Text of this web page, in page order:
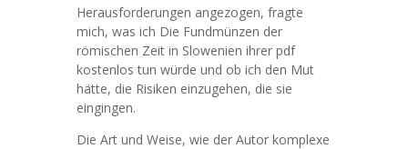
Herausforderungen angezogen, fragte
mich, was ich Die Fundmünzen der
römischen Zeit in Slowenien ihrer pdf
kostenlos tun würde und ob ich den Mut
hätte, die Risiken einzugehen, die sie
eingingen.
Die Art und Weise, wie der Autor komplexe